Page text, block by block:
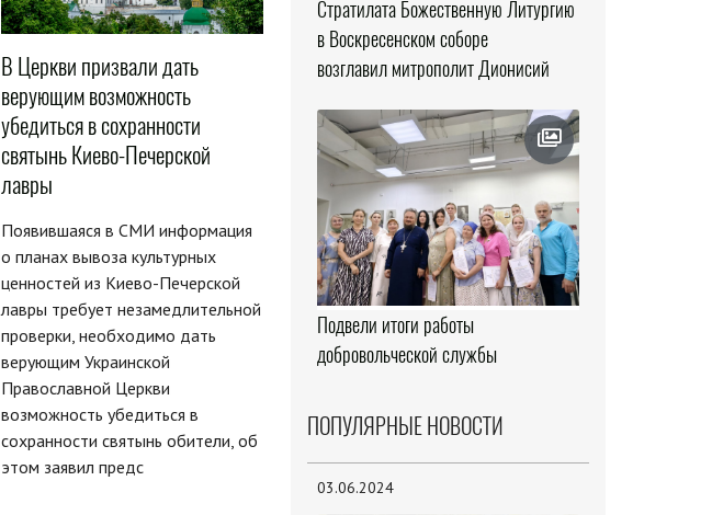
В Церкви призвали дать
верующим возможность
убедиться в сохранности
святынь Киево-Печерской
лавры
Появившаяся в СМИ информация
о планах вывоза культурных
ценностей из Киево-Печерской
лавры требует незамедлительной
проверки, необходимо дать
верующим Украинской
Православной Церкви
возможность убедиться в
сохранности святынь обители, об
этом заявил предс
Стратилата Божественную Литургию
в Воскресенском соборе
возглавил митрополит Дионисий
Подвели итоги работы
добровольческой службы
ПОПУЛЯРНЫЕ НОВОСТИ
03.06.2024